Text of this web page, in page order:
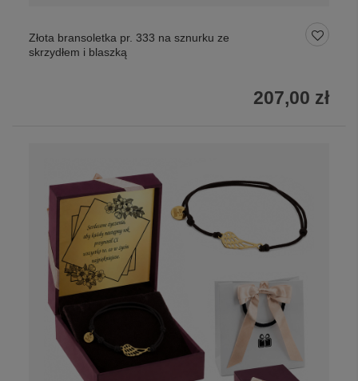
Złota bransoletka pr. 333 na sznurku ze
skrzydłem i blaszką
207,00 zł